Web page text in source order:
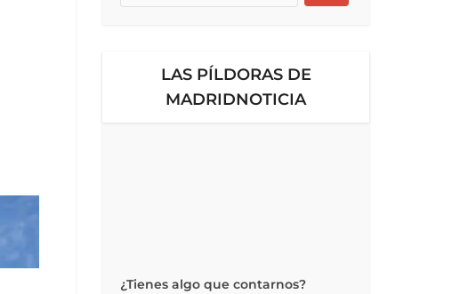
LAS PÍLDORAS DE
MADRIDNOTICIA
¿Tienes algo que contarnos?